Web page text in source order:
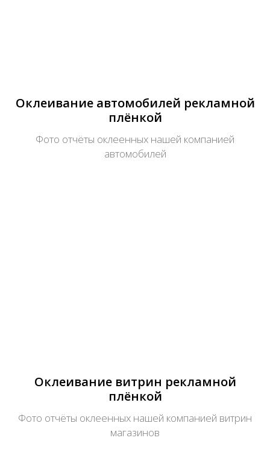
Оклеивание автомобилей рекламной
плёнкой
Фото отчёты оклеенных нашей компанией
автомобилей
Оклеивание витрин рекламной
плёнкой
Фото отчёты оклеенных нашей компанией витрин
магазинов